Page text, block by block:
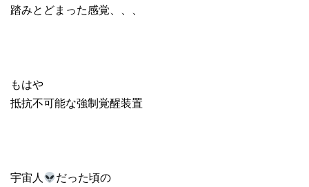
踏みとどまった感覚、、、
もはや
抵抗不可能な強制覚醒装置
宇宙人
だった頃の